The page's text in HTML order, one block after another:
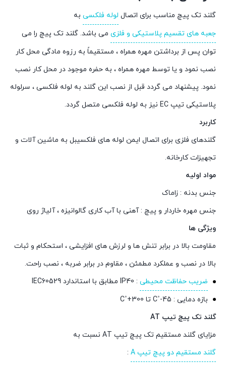
گلند تک پیچ مناسب برای اتصال لوله فلکسی به
جعبه های تقسیم پلاستیکی و فلزی می باشد. گلند تک پیچ را می
توان پس از برداشتن مهره همراه ، مستقيماً به رزوه مادگی محل کار
نصب نمود و يا توسط مهره همراه ، به حفره موجود در محل کار نصب
نمود. پيشنهاد می گردد قبل از نصب اين گلند به لوله فلکسی ، سرلوله
پلاستيکی تيپ EC نيز به لوله فلکسی متصل گردد.
کاربرد
گلندهای فلزی برای اتصال ایمن لوله های فلکسیبل به ماشین آلات و
تجهیزات کارخانه.
مواد اولیه
جنس بدنه : زاماک
جنس مهره خاردار و پیچ : آهنی با آب کاری گالوانیزه ، آلیاژ روی
ویژگی ها
مقاومت بالا در برابر تنش ها و لرزش های افزایشی ، استحکام و ثبات
بالا در نصب و عملکرد مطمئن ، مقاوم در برابر ضربه ، نصب راحت.
ضریب حفاظت محیطی : IP40 مطابق با استاندارد IEC60529
بازه دمایی : C˚-45 تا C˚+300
گلند تک پیچ تيپ AT
مزايای گلند مستقيم تک پيچ تيپ AT نسبت به
گلند مستقيم دو پيچ تيپ A
: